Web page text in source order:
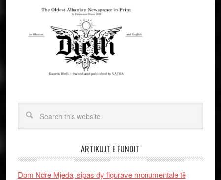
ARTIKUJT E FUNDIT
Dom Ndre Mjeda, sipas dy figurave monumentale të